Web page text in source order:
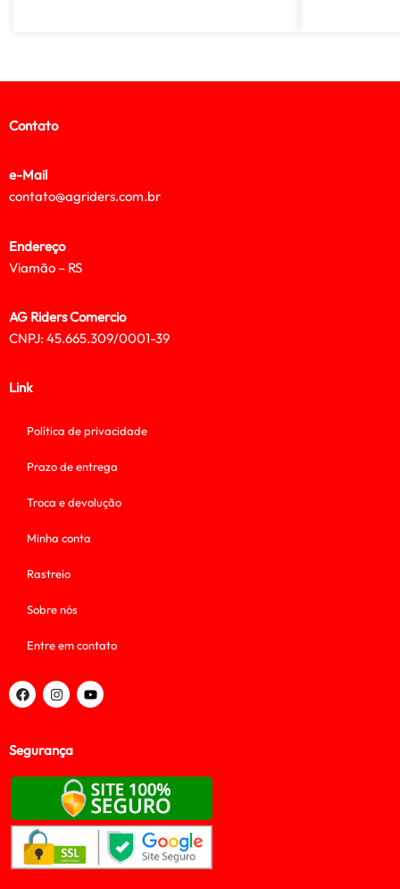
Contato
e-Mail
contato@agriders.com.br
Endereço
Viamão – RS
AG Riders Comercio
CNPJ: 45.665.309/0001-39
Link
Política de privacidade
Prazo de entrega
Troca e devolução
Minha conta
Rastreio
Sobre nós
Entre em contato
Segurança